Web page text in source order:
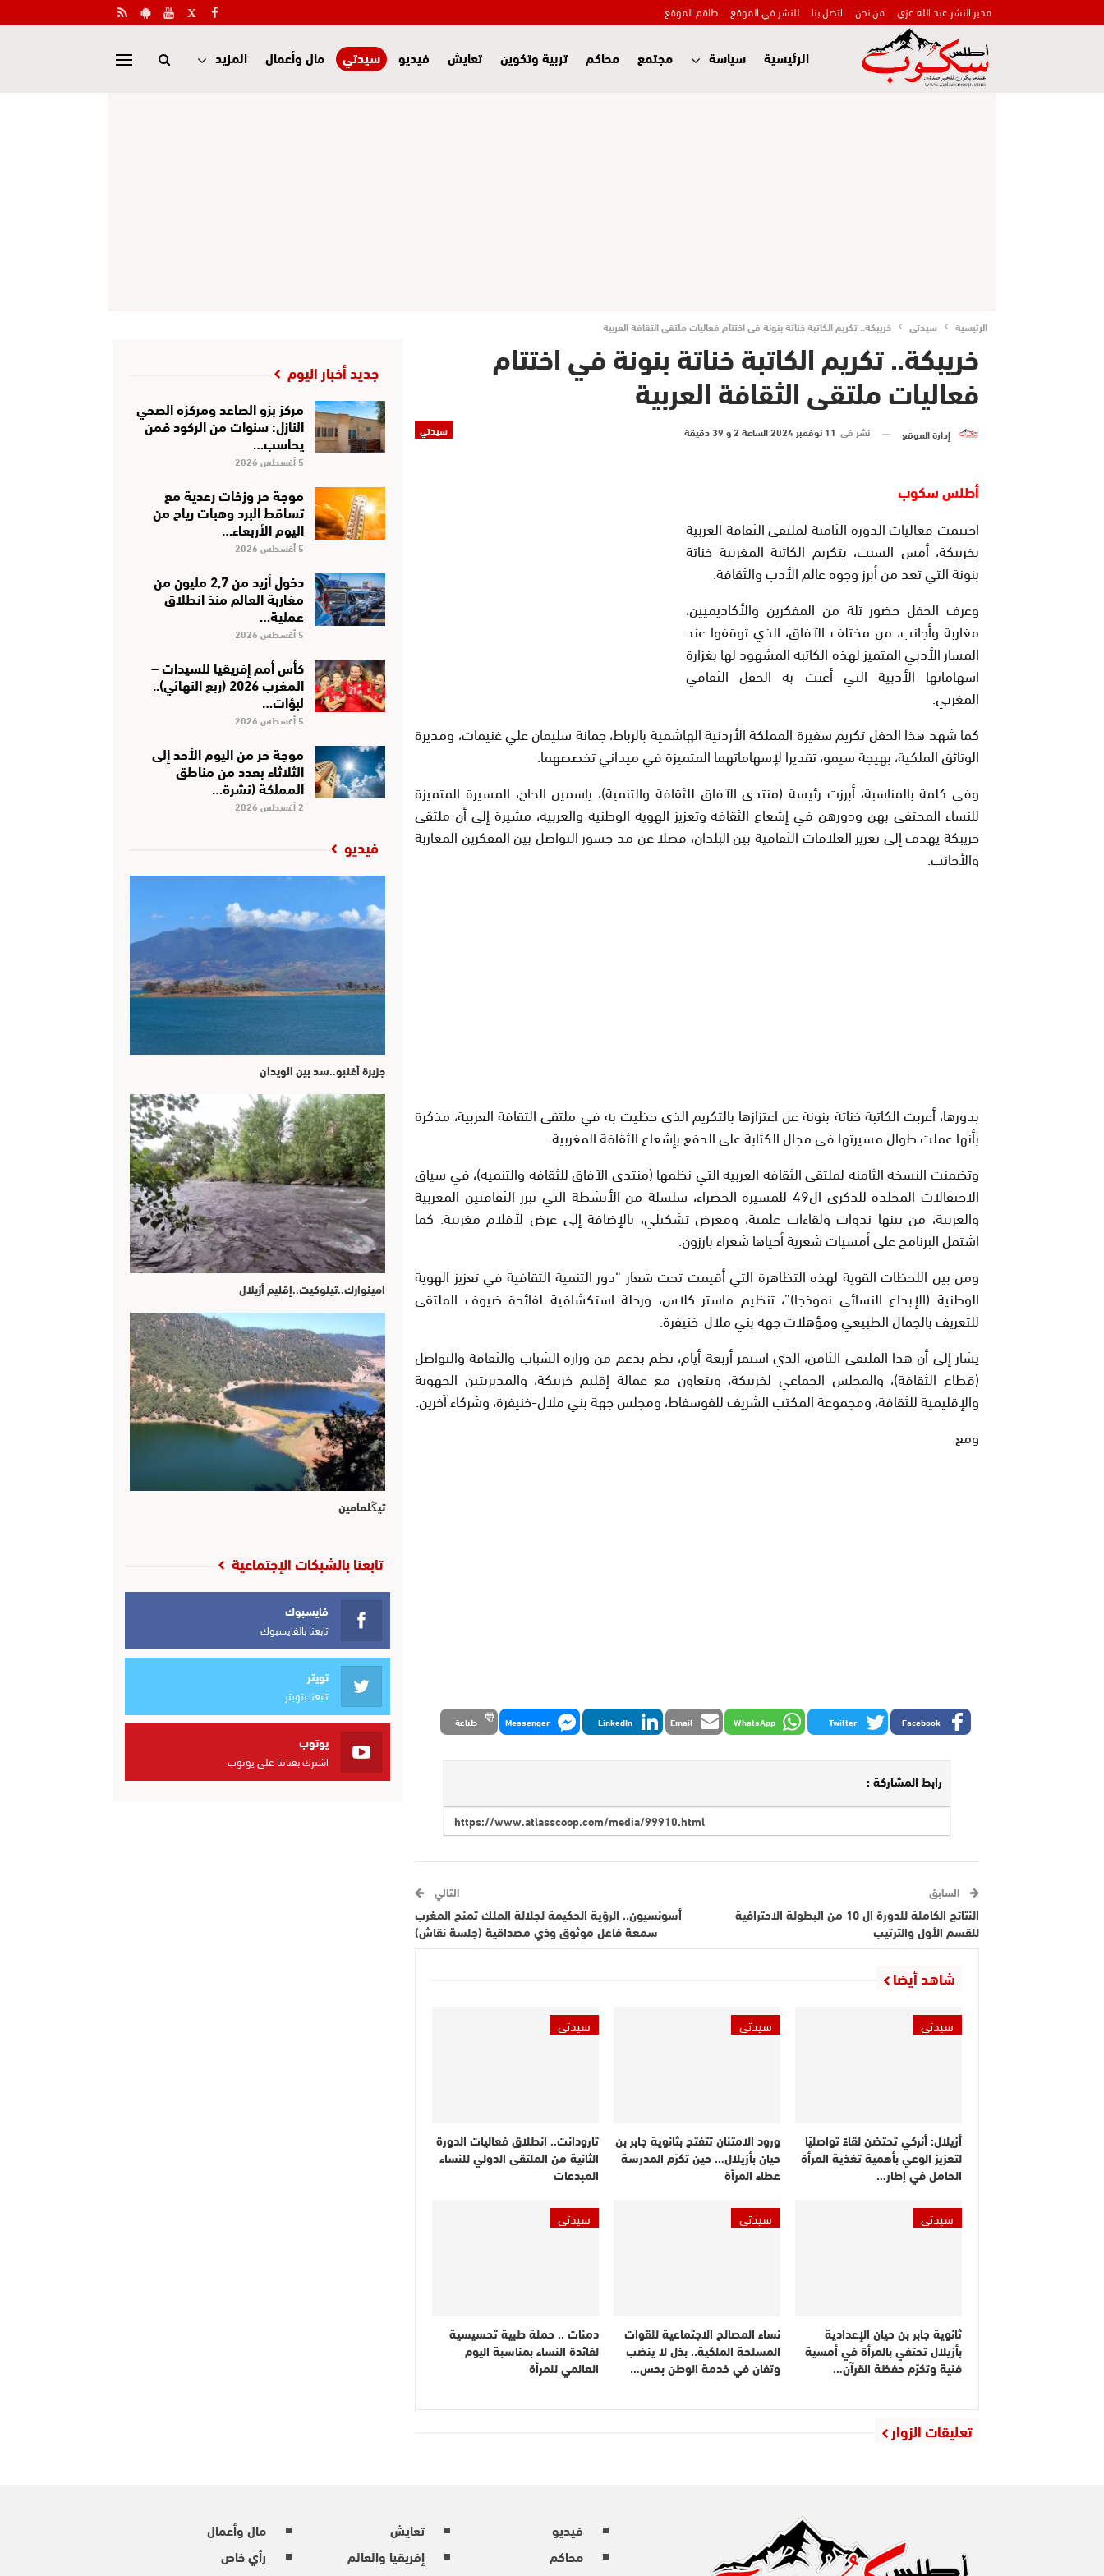
مدير النشر عبد الله عزي من نحن اتصل بنا للنشر في الموقع طاقم الموقع
الرئيسية سياسة مجتمع محاكم تربية وتكوين تعايش فيديو سيدتي مال وأعمال المزيد
الرئيسية سيدتي خريبكة.. تكريم الكاتبة خناتة بنونة في اختتام فعاليات ملتقى الثقافة العربية
خريبكة.. تكريم الكاتبة خناتة بنونة في اختتام
فعاليات ملتقى الثقافة العربية
سيدتي إدارة الموقع نشر في 11 نوفمبر 2024 الساعة 2 و 39 دقيقة
أطلس سكوب
اختتمت فعاليات الدورة الثامنة لملتقى الثقافة العربية
بخريبكة، أمس السبت، بتكريم الكاتبة المغربية خناتة
بنونة التي تعد من أبرز وجوه عالم الأدب والثقافة.
وعرف الحفل حضور ثلة من المفكرين والأكاديميين،
مغاربة وأجانب، من مختلف الآفاق، الذي توقفوا عند
المسار الأدبي المتميز لهذه الكاتبة المشهود لها بغزارة
اسهاماتها الأدبية التي أغنت به الحقل الثقافي
المغربي.
كما شهد هذا الحفل تكريم سفيرة المملكة الأردنية الهاشمية بالرباط، جمانة سليمان علي غنيمات، ومديرة
الوثائق الملكية، بهيجة سيمو، تقديرا لإسهاماتهما المتميزة في ميداني تخصصهما.
وفي كلمة بالمناسبة، أبرزت رئيسة (منتدى الآفاق للثقافة والتنمية)، ياسمين الحاج، المسيرة المتميزة
للنساء المحتفى بهن ودورهن في إشعاع الثقافة وتعزيز الهوية الوطنية والعربية، مشيرة إلى أن ملتقى
خريبكة يهدف إلى تعزيز العلاقات الثقافية بين البلدان، فضلا عن مد جسور التواصل بين المفكرين المغاربة
والأجانب.
بدورها، أعربت الكاتبة خناتة بنونة عن اعتزازها بالتكريم الذي حظيت به في ملتقى الثقافة العربية، مذكرة
بأنها عملت طوال مسيرتها في مجال الكتابة على الدفع بإشعاع الثقافة المغربية.
وتضمنت النسخة الثامنة لملتقى الثقافة العربية التي نظمها (منتدى الآفاق للثقافة والتنمية)، في سياق
الاحتفالات المخلدة للذكرى ال49 للمسيرة الخضراء، سلسلة من الأنشطة التي تبرز الثقافتين المغربية
والعربية، من بينها ندوات ولقاءات علمية، ومعرض تشكيلي، بالإضافة إلى عرض لأفلام مغربية. كما
اشتمل البرنامج على أمسيات شعرية أحياها شعراء بارزون.
ومن بين اللحظات القوية لهذه التظاهرة التي أقيمت تحت شعار “دور التنمية الثقافية في تعزيز الهوية
الوطنية (الإبداع النسائي نموذجا)”، تنظيم ماستر كلاس، ورحلة استكشافية لفائدة ضيوف الملتقى
للتعريف بالجمال الطبيعي ومؤهلات جهة بني ملال-خنيفرة.
يشار إلى أن هذا الملتقى الثامن، الذي استمر أربعة أيام، نظم بدعم من وزارة الشباب والثقافة والتواصل
(قطاع الثقافة)، والمجلس الجماعي لخريبكة، وبتعاون مع عمالة إقليم خريبكة، والمديريتين الجهوية
والإقليمية للثقافة، ومجموعة المكتب الشريف للفوسفاط، ومجلس جهة بني ملال-خنيفرة، وشركاء آخرين.
ومع
Facebook
Twitter
WhatsApp
Email
LinkedIn
Messenger طباعة
رابط المشاركة :
السابق
النتائج الكاملة للدورة ال 10 من البطولة الاحترافية
للقسم الأول والترتيب
التالي
أسونسيون.. الرؤية الحكيمة لجلالة الملك تمنح المغرب
سمعة فاعل موثوق وذي مصداقية (جلسة نقاش)
شاهد أيضا
سيدتي
أزيلال: أنركي تحتضن لقاءً تواصليًا
لتعزيز الوعي بأهمية تغذية المرأة
الحامل في إطار…
سيدتي
ورود الامتنان تتفتح بثانوية جابر بن
حيان بأزيلال… حين تكرّم المدرسة
عطاء المرأة
سيدتي
تارودانت.. انطلاق فعاليات الدورة
الثانية من الملتقى الدولي للنساء
المبدعات
سيدتي
ثانوية جابر بن حيان الإعدادية
بأزيلال تحتفي بالمرأة في أمسية
فنية وتكرّم حفظة القرآن…
سيدتي
نساء المصالح الاجتماعية للقوات
المسلحة الملكية.. بذل لا ينضب
وتفان في خدمة الوطن بحس…
سيدتي
دمنات .. حملة طبية تحسيسية
لفائدة النساء بمناسبة اليوم
العالمي للمرأة
تعليقات الزوار
جديد أخبار اليوم
مركز بزو الصاعد ومركزه الصحي
النازل: سنوات من الركود فمن
يحاسب…
5 أغسطس 2026
موجة حر وزخات رعدية مع
تساقط البرد وهبات رياح من
اليوم الأربعاء…
5 أغسطس 2026
دخول أزيد من 2,7 مليون من
مغاربة العالم منذ انطلاق
عملية…
5 أغسطس 2026
كأس أمم إفريقيا للسيدات –
المغرب 2026 (ربع النهائي)..
لبؤات…
5 أغسطس 2026
موجة حر من اليوم الأحد إلى
الثلاثاء بعدد من مناطق
المملكة (نشرة…
2 أغسطس 2026
فيديو
جزيرة أغنبو..سد بين الويدان
امينوارك..تيلوكيت..إقليم أزيلال
تيڭلمامين
تابعنا بالشبكات الإجتماعية
فايسبوك
تابعنا بالفايسبوك
تويتر
تابعنا بتويتر
يوتوب
اشترك بقناتنا على يوتوب
فيديو
محاكم
تعايش
إفريقيا والعالم
مال وأعمال
رأي خاص